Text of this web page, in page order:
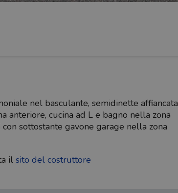
nel basculante, semidinette affiancata
anteriore, cucina ad L e bagno nella zona
sottostante gavone garage nella zona
il sito del costruttore